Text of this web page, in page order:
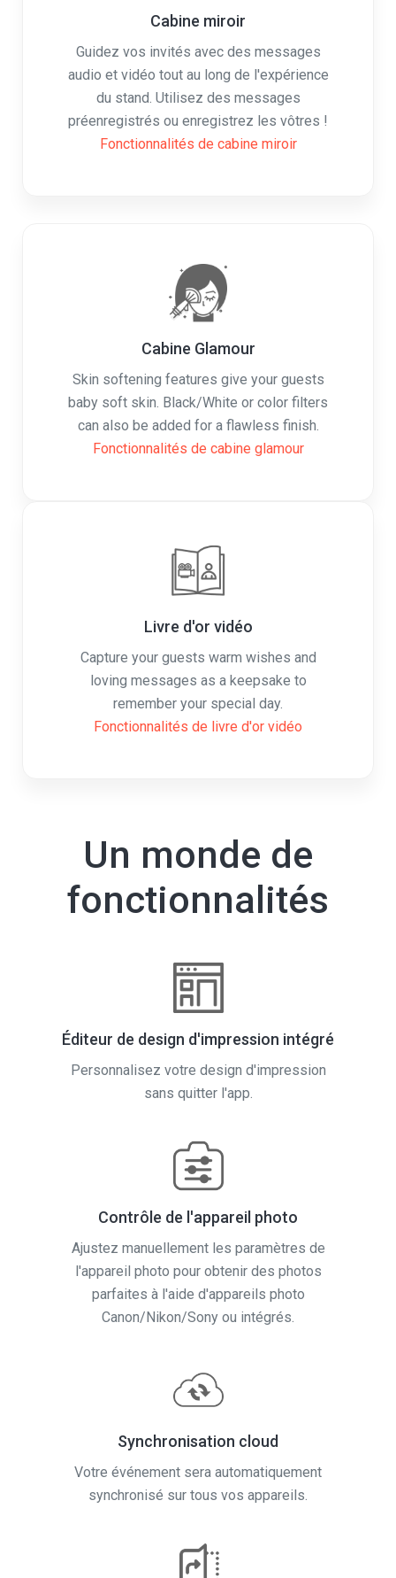
Guidez vos invités avec des messages
audio et vidéo tout au long de l'expérience
du stand. Utilisez des messages
préenregistrés ou enregistrez les vôtres !
Fonctionnalités de cabine miroir
Cabine Glamour
Skin softening features give your guests
baby soft skin. Black/White or color filters
can also be added for a flawless finish.
Fonctionnalités de cabine glamour
Livre d'or vidéo
Capture your guests warm wishes and
loving messages as a keepsake to
remember your special day.
Fonctionnalités de livre d'or vidéo
fonctionnalités
Éditeur de design d'impression intégré
Personnalisez votre design d'impression
sans quitter l'app.
Contrôle de l'appareil photo
Ajustez manuellement les paramètres de
l'appareil photo pour obtenir des photos
parfaites à l'aide d'appareils photo
Canon/Nikon/Sony ou intégrés.
Synchronisation cloud
Votre événement sera automatiquement
synchronisé sur tous vos appareils.